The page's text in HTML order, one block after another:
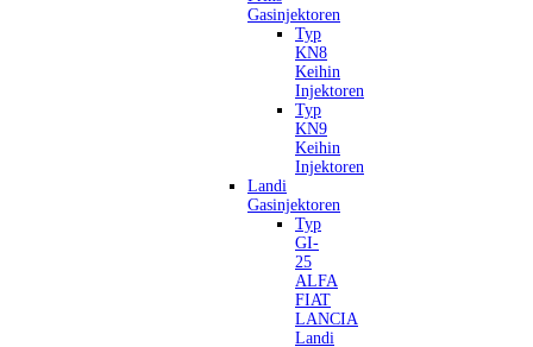
Gasinjektoren
Typ
KN8
Keihin
Injektoren
Typ
KN9
Keihin
Injektoren
Landi
Gasinjektoren
Typ
GI-
25
ALFA
FIAT
LANCIA
Landi